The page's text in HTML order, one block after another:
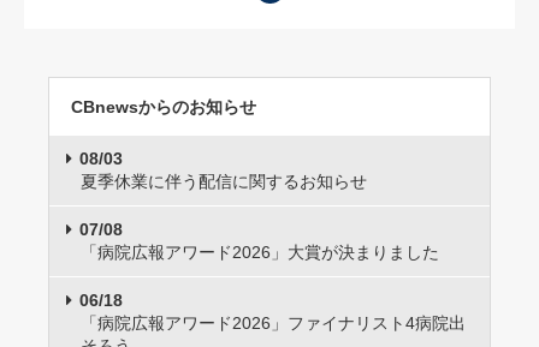
CBnewsからのお知らせ
08/03
夏季休業に伴う配信に関するお知らせ
07/08
「病院広報アワード2026」大賞が決まりました
06/18
「病院広報アワード2026」ファイナリスト4病院出